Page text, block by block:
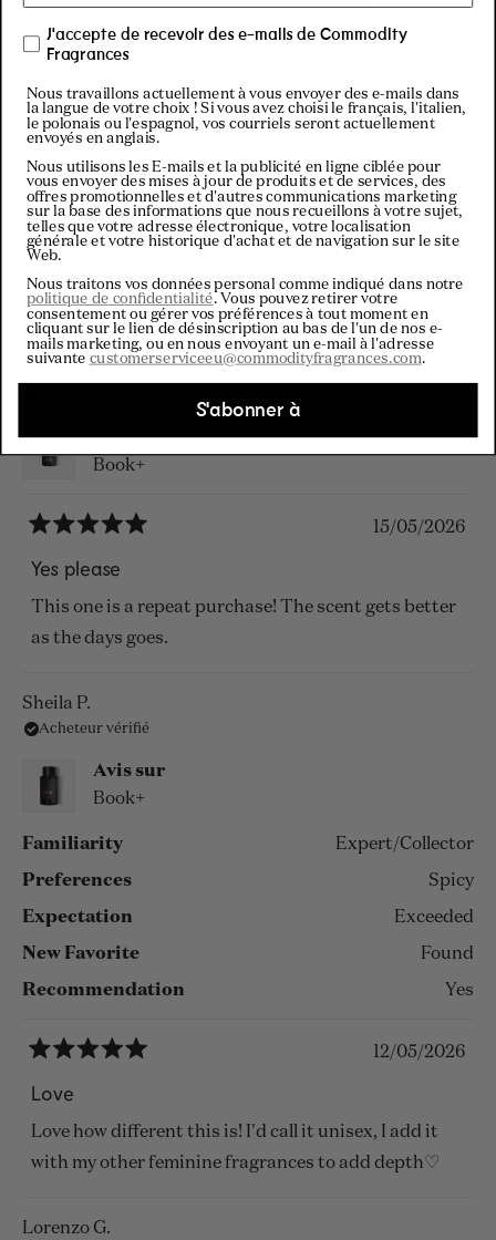
Visitez notre
Instagram
Filtres
Trier
John F. C.
Avis sur
Book+
5
sur
5
étoiles
15/05/2026
Yes please
This one is a repeat purchase! The scent gets better
as the days goes.
Sheila P.
Acheteur vérifié
Avis sur
Book+
Familiarity Expert/Collector
Preferences Spicy
Expectation Exceeded
New Favorite Found
Recommendation Yes
5
sur
5
étoiles
12/05/2026
Love
Love how different this is! I'd call it unisex, I add it
with my other feminine fragrances to add depth♡
Lorenzo G.
Chargement...
J'accepte de recevoir des e-mails de Commodity
Fragrances
Nous travaillons actuellement à vous envoyer des e-mails dans
la langue de votre choix ! Si vous avez choisi le français, l'italien,
le polonais ou l'espagnol, vos courriels seront actuellement
envoyés en anglais.
Nous utilisons les E-mails et la publicité en ligne ciblée pour
vous envoyer des mises à jour de produits et de services, des
offres promotionnelles et d'autres communications marketing
sur la base des informations que nous recueillons à votre sujet,
telles que votre adresse électronique, votre localisation
générale et votre historique d'achat et de navigation sur le site
Web.
Nous traitons vos données personal comme indiqué dans notre
politique de confidentialité. Vous pouvez retirer votre
consentement ou gérer vos préférences à tout moment en
cliquant sur le lien de désinscription au bas de l'un de nos e-
mails marketing, ou en nous envoyant un e-mail à l'adresse
suivante customerserviceeu@commodityfragrances.com.
S'abonner à